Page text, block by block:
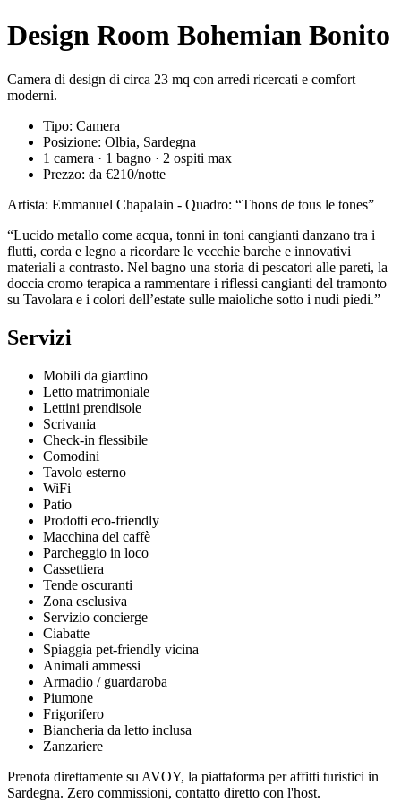
Design Room Bohemian Bonito
Camera di design di circa 23 mq con arredi ricercati e comfort
moderni.
Tipo: Camera
Posizione: Olbia, Sardegna
1 camera · 1 bagno · 2 ospiti max
Prezzo: da €210/notte
Artista: Emmanuel Chapalain - Quadro: “Thons de tous le tones”
“Lucido metallo come acqua, tonni in toni cangianti danzano tra i
flutti, corda e legno a ricordare le vecchie barche e innovativi
materiali a contrasto. Nel bagno una storia di pescatori alle pareti, la
doccia cromo terapica a rammentare i riflessi cangianti del tramonto
su Tavolara e i colori dell’estate sulle maioliche sotto i nudi piedi.”
Servizi
Mobili da giardino
Letto matrimoniale
Lettini prendisole
Scrivania
Check-in flessibile
Comodini
Tavolo esterno
WiFi
Patio
Prodotti eco-friendly
Macchina del caffè
Parcheggio in loco
Cassettiera
Tende oscuranti
Zona esclusiva
Servizio concierge
Ciabatte
Spiaggia pet-friendly vicina
Animali ammessi
Armadio / guardaroba
Piumone
Frigorifero
Biancheria da letto inclusa
Zanzariere
Prenota direttamente su AVOY, la piattaforma per affitti turistici in
Sardegna. Zero commissioni, contatto diretto con l'host.